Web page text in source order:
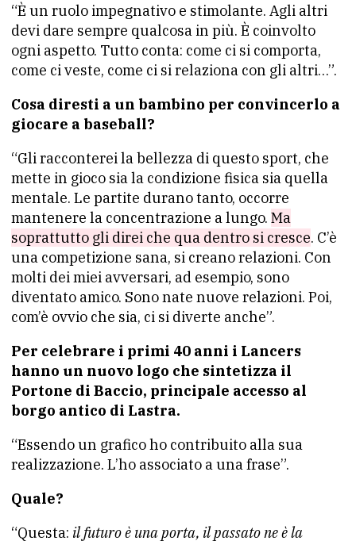
“È un ruolo impegnativo e stimolante. Agli altri
devi dare sempre qualcosa in più. È coinvolto
ogni aspetto. Tutto conta: come ci si comporta,
come ci veste, come ci si relaziona con gli altri…”.
Cosa diresti a un bambino per convincerlo a
giocare a baseball?
“Gli racconterei la bellezza di questo sport, che
mette in gioco sia la condizione fisica sia quella
mentale. Le partite durano tanto, occorre
mantenere la concentrazione a lungo. Ma
soprattutto gli direi che qua dentro si cresce. C’è
una competizione sana, si creano relazioni. Con
molti dei miei avversari, ad esempio, sono
diventato amico. Sono nate nuove relazioni. Poi,
com’è ovvio che sia, ci si diverte anche”.
Per celebrare i primi 40 anni i Lancers
hanno un nuovo logo che sintetizza il
Portone di Baccio, principale accesso al
borgo antico di Lastra.
“Essendo un grafico ho contribuito alla sua
realizzazione. L’ho associato a una frase”.
Quale?
“Questa: il futuro è una porta, il passato ne è la